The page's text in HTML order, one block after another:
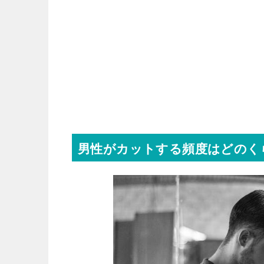
男性がカットする頻度はどのく